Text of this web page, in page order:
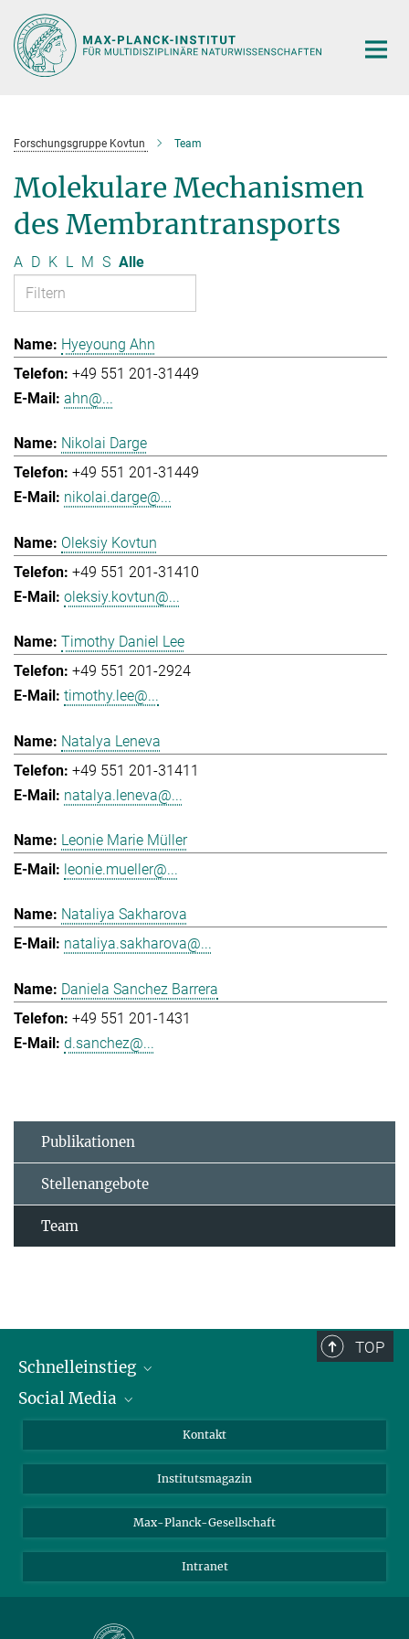
Hauptinhalt
Forschungsgruppe Kovtun Team
Molekulare Mechanismen
des Membrantransports
A D K L M S Alle
Hyeyoung Ahn
+49 551 201-31449
ahn@...
Nikolai Darge
+49 551 201-31449
nikolai.darge@...
Oleksiy Kovtun
+49 551 201-31410
oleksiy.kovtun@...
Timothy Daniel Lee
+49 551 201-2924
timothy.lee@...
Natalya Leneva
+49 551 201-31411
natalya.leneva@...
Leonie Marie Müller
leonie.mueller@...
Nataliya Sakharova
nataliya.sakharova@...
Daniela Sanchez Barrera
+49 551 201-1431
d.sanchez@...
Publikationen
Stellenangebote
Team
TOP
Schnelleinstieg
Alumni
Schulen
Studierende
Social Media
Facebook
YouTube
Kontakt
Institutsmagazin
Max-Planck-Gesellschaft
Intranet